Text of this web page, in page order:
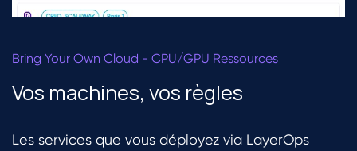
Bring Your Own Cloud - CPU/GPU Ressources
Vos machines, vos règles
Les services que vous déployez via LayerOps